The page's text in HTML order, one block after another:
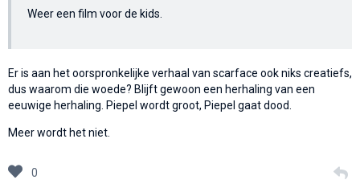
Weer een film voor de kids.
Er is aan het oorspronkelijke verhaal van scarface ook niks creatiefs,
dus waarom die woede? Blijft gewoon een herhaling van een
eeuwige herhaling. Piepel wordt groot, Piepel gaat dood.
Meer wordt het niet.
0